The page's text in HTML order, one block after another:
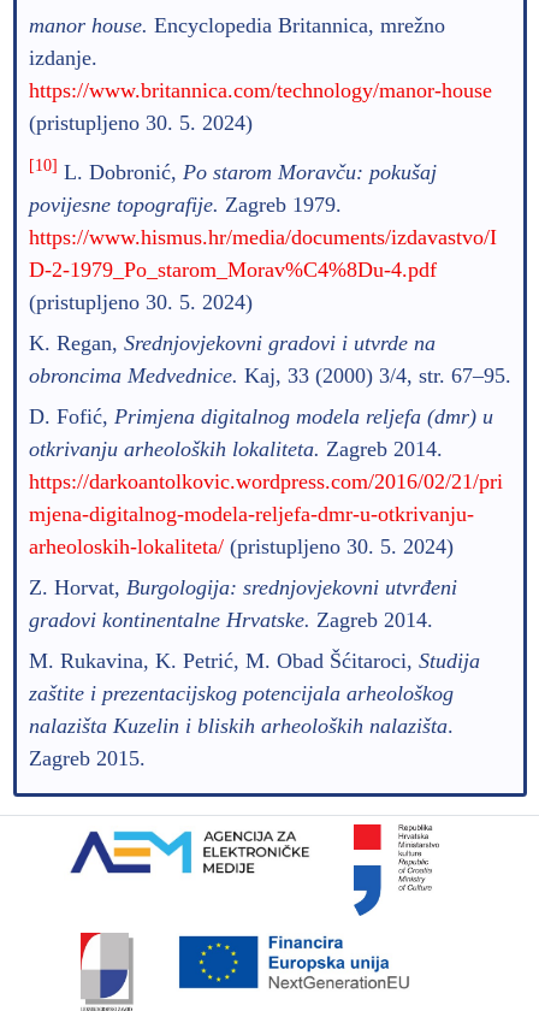
manor house. Encyclopedia Britannica, mrežno
izdanje.
https://www.britannica.com/technology/manor-house
(pristupljeno 30. 5. 2024)
[10] L. Dobronić, Po starom Moravču: pokušaj
povijesne topografije. Zagreb 1979.
https://www.hismus.hr/media/documents/izdavastvo/I
D-2-1979_Po_starom_Morav%C4%8Du-4.pdf
(pristupljeno 30. 5. 2024)
K. Regan, Srednjovjekovni gradovi i utvrde na
obroncima Medvednice. Kaj, 33 (2000) 3/4, str. 67–95.
D. Fofić, Primjena digitalnog modela reljefa (dmr) u
otkrivanju arheoloških lokaliteta. Zagreb 2014.
https://darkoantolkovic.wordpress.com/2016/02/21/pri
mjena-digitalnog-modela-reljefa-dmr-u-otkrivanju-
arheoloskih-lokaliteta/(pristupljeno 30. 5. 2024)
Z. Horvat, Burgologija: srednjovjekovni utvrđeni
gradovi kontinentalne Hrvatske. Zagreb 2014.
M. Rukavina, K. Petrić, M. Obad Šćitaroci, Studija
zaštite i prezentacijskog potencijala arheološkog
nalazišta Kuzelin i bliskih arheoloških nalazišta.
Zagreb 2015.